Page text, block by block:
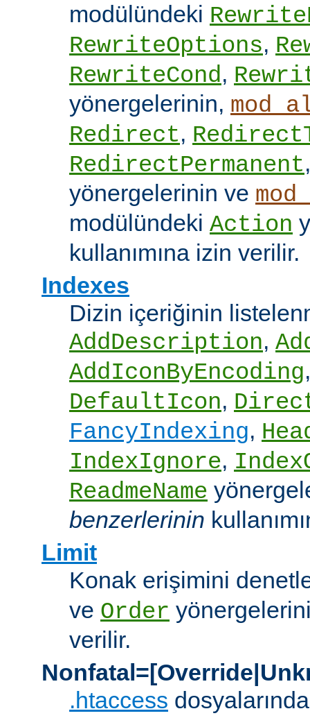
modülündeki
RewriteOptions,
RewriteCond,
yönergelerinin,
Redirect,
RedirectPermanent
yönergelerinin ve
modülündeki Action
kullanımına izin verilir.
Indexes
Dizin içeriğinin
AddDescription,
AddIconByEncoding
DefaultIcon,
FancyIndexing,
IndexIgnore,
ReadmeName
benzerlerinin
Limit
Konak erişimini
ve Order
verilir.
.htaccess